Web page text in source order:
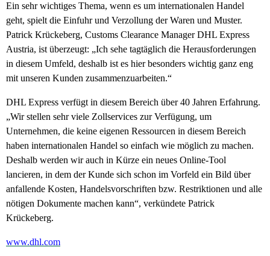
Ein sehr wichtiges Thema, wenn es um internationalen Handel
geht, spielt die Einfuhr und Verzollung der Waren und Muster.
Patrick Krückeberg, Customs Clearance Manager DHL Express
Austria, ist überzeugt: „Ich sehe tagtäglich die Herausforderungen
in diesem Umfeld, deshalb ist es hier besonders wichtig ganz eng
mit unseren Kunden zusammenzuarbeiten.“
DHL Express verfügt in diesem Bereich über 40 Jahren Erfahrung.
„Wir stellen sehr viele Zollservices zur Verfügung, um
Unternehmen, die keine eigenen Ressourcen in diesem Bereich
haben internationalen Handel so einfach wie möglich zu machen.
Deshalb werden wir auch in Kürze ein neues Online-Tool
lancieren, in dem der Kunde sich schon im Vorfeld ein Bild über
anfallende Kosten, Handelsvorschriften bzw. Restriktionen und alle
nötigen Dokumente machen kann“, verkündete Patrick
Krückeberg.
www.dhl.com